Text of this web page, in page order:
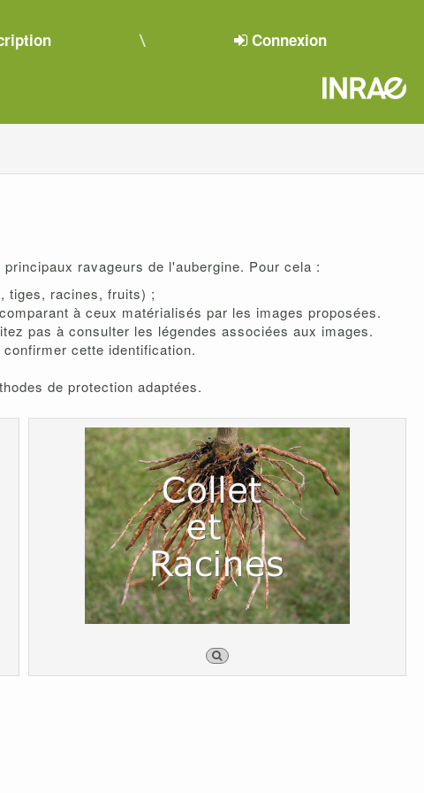
Connexion
ravageurs de l'aubergine. Pour cela :
tiges, racines, fruits) ;
à ceux matérialisés par les images proposées.
pas à consulter les légendes associées aux images.
cette identification.
de protection adaptées.